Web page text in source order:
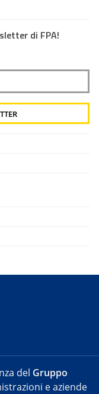
di FPA!
del Gruppo
e aziende